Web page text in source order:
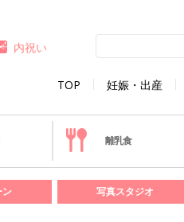
TOP 妊娠・出産
内祝い
離乳食
ン 写真スタジオ